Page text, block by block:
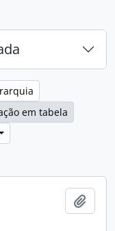
em tabela